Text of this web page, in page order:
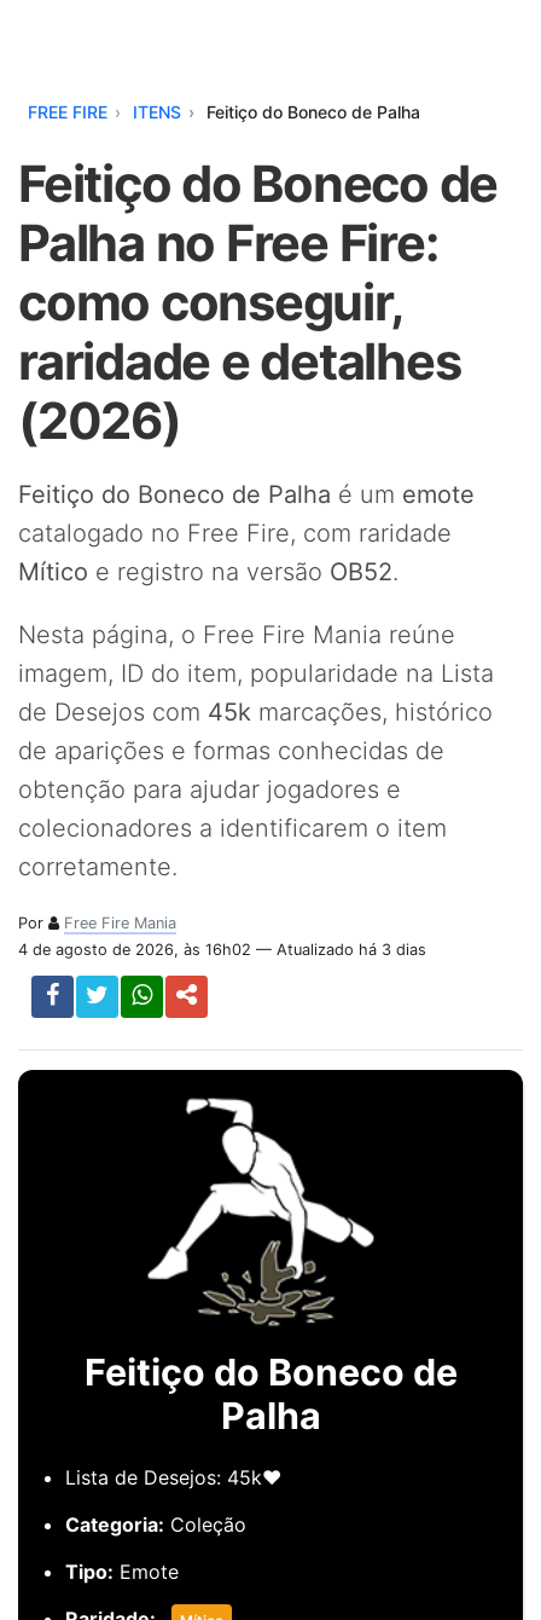
FREE FIRE ITENS Feitiço do Boneco de Palha
Feitiço do Boneco de
Palha no Free Fire:
como conseguir,
raridade e detalhes
(2026)
Feitiço do Boneco de Palha é um emote
catalogado no Free Fire, com raridade
Mítico e registro na versão OB52.
Nesta página, o Free Fire Mania reúne
imagem, ID do item, popularidade na Lista
de Desejos com 45k marcações, histórico
de aparições e formas conhecidas de
obtenção para ajudar jogadores e
colecionadores a identificarem o item
corretamente.
Por
Free Fire Mania
4 de agosto de 2026, às 16h02 — Atualizado há 3 dias
Feitiço do Boneco de
Palha
Lista de Desejos: 45k❤️
Categoria: Coleção
Tipo: Emote